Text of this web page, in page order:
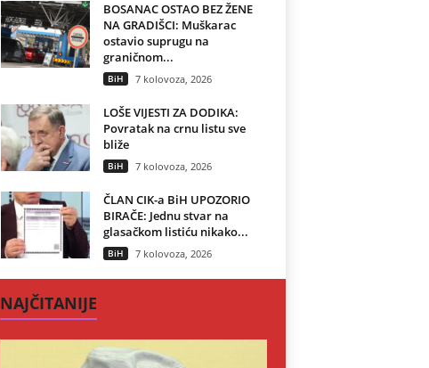
BOSANAC OSTAO BEZ ŽENE
NA GRADIŠCI: Muškarac
ostavio suprugu na
graničnom...
BiH 7 kolovoza, 2026
LOŠE VIJESTI ZA DODIKA:
Povratak na crnu listu sve
bliže
BiH 7 kolovoza, 2026
ČLAN CIK-a BiH UPOZORIO
BIRAČE: Jednu stvar na
glasačkom listiću nikako...
BiH 7 kolovoza, 2026
NAJČITANIJE